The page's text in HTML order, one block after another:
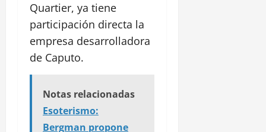
Quartier, ya tiene
participación directa la
empresa desarrolladora
de Caputo.
Notas relacionadas
Esoterismo:
Bergman propone